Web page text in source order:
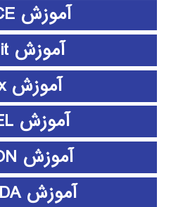
آموزش HSPICE
آموزش L-Edit
آموزش Latex
آموزش LISREL
آموزش LUMION
آموزش MAXQDA